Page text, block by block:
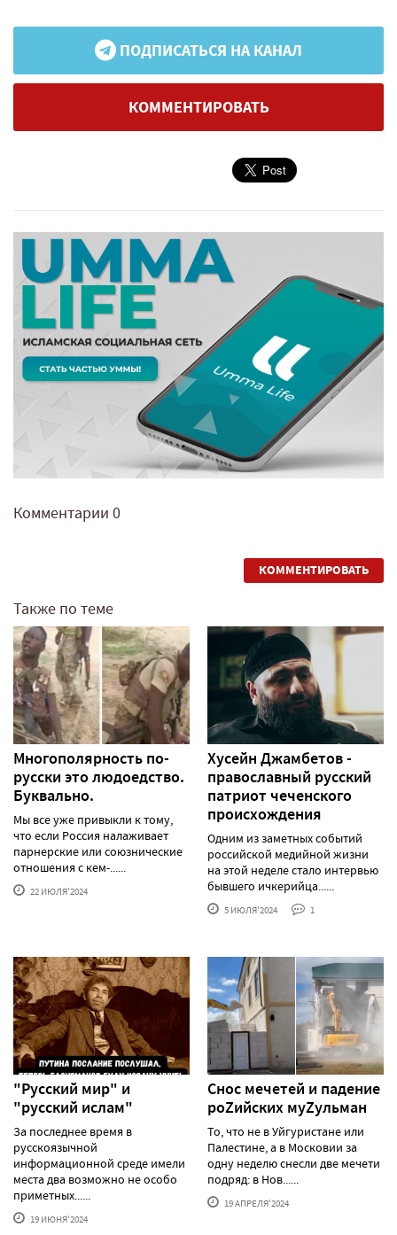
ПОДПИСАТЬСЯ НА КАНАЛ
КОММЕНТИРОВАТЬ
Комментарии 0
КОММЕНТИРОВАТЬ
Также по теме
Многополярность по-
русски это людоедство.
Буквально.
Мы все уже привыкли к тому,
что если Россия налаживает
парнерские или союзнические
отношения с кем-......
22 ИЮЛЯ'2024
Хусейн Джамбетов -
православный русский
патриот чеченского
происхождения
Одним из заметных событий
российской медийной жизни
на этой неделе стало интервью
бывшего ичкерийца......
5 ИЮЛЯ'2024 1
"Русский мир" и
"русский ислам"
За последнее время в
русскоязычной
информационной среде имели
места два возможно не особо
приметных......
19 ИЮНЯ'2024
Снос мечетей и падение
роZийских муZульман
То, что не в Уйгуристане или
Палестине, а в Московии за
одну неделю снесли две мечети
подряд: в Нов......
19 АПРЕЛЯ'2024